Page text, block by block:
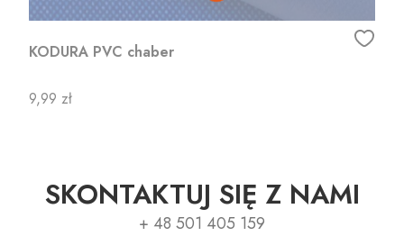
KODURA PVC chaber
Cena
9,99 zł
SKONTAKTUJ SIĘ Z NAMI
+ 48 501 405 159